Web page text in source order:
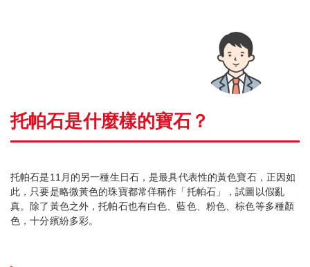
托帕石是什麼樣的寶石？
托帕石是11月的另一種生日石，是最具代表性的黃色寶石，正因如
此，只要是略微黃色的珠寶都常佯稱作「托帕石」，試圖以假亂
真。除了黃色之外，托帕石也有白色、藍色、粉色、棕色等多種顏
色，十分繽紛多彩。